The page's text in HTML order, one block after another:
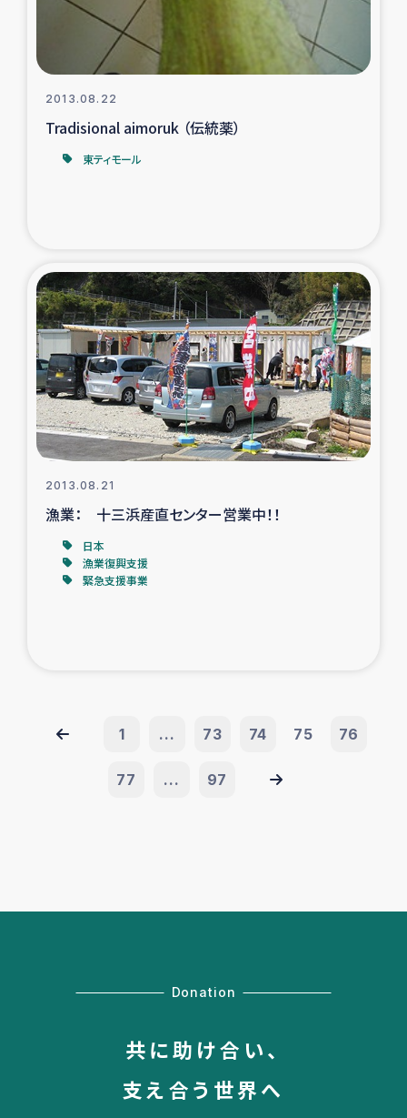
2013.08.22
Tradisional aimoruk （伝統薬）
東ティモール
2013.08.21
漁業： 十三浜産直センター営業中！！
日本
漁業復興支援
緊急支援事業
1 ... 73 74 75 76
77 ... 97
Donation
共に助け合い、
支え合う世界へ